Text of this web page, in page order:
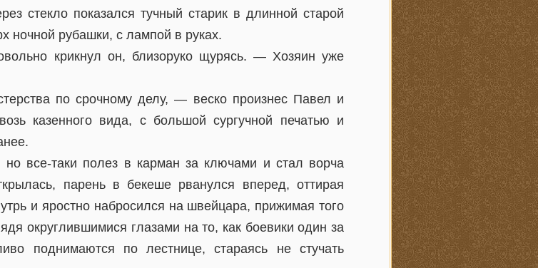
стекло показался тучный старик в длинной старой
ночной рубашки, с лампой в руках.
крикнул он, близоруко щурясь. — Хозяин уже
по срочному делу, — веско произнес Павел и
казенного вида, с большой сургучной печатью и
но все-таки полез в карман за ключами и стал ворча
парень в бекеше рванулся вперед, оттирая
и яростно набросился на швейцара, прижимая того
округлившимися глазами на то, как боевики один за
поднимаются по лестнице, стараясь не стучать